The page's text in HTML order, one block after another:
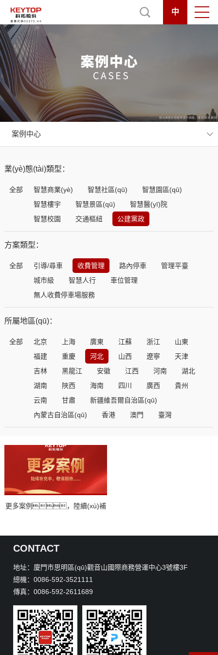
中
案例中心
業(yè)態(tài)類型：
全部 智慧商業(yè) 智慧社區(qū)
智慧園區(qū)
智慧樓宇
智慧景區(qū)
智慧醫(yī)院
智慧校園
交通樞紐 公建黨政
方案類型：
全部 引導/尋車 收費管理 路內停車
管理平臺
城市級
智慧人行
車位管理
無人收費停車場服務
所屬地區(qū)：
全部 北京 上海 廣東 江蘇 浙江
山東
福建
重慶 河北 山西 遼寧
天津
吉林
黑龍江 安徽 江西 河南
湖北
湖南
陜西 海南 四川 廣西
貴州
云南
甘肅
新疆維吾爾自治區(qū)
內蒙古自治區(qū)
香港 澳門 臺灣
更多案例，陸續(xù)補
CONTACT
地址：廈門市思明區(qū)觀音山國際商務營運中心3號樓3F
總機：0086-592-3521111
傳真：0086-592-2611689